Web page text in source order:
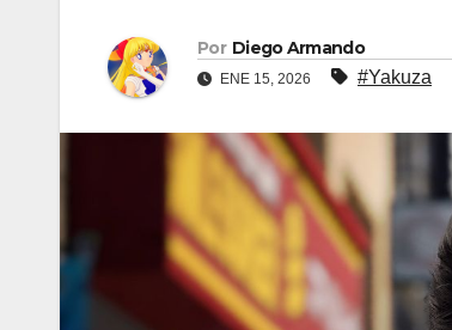
Por Diego Armando
ENE 15, 2026 #Yakuza